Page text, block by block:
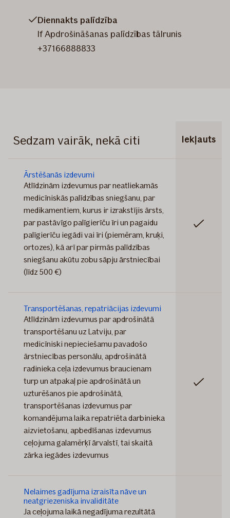
Diennakts palīdzība
If Apdrošināšanas palīdzības tālrunis
+37166888833
Sedzam vairāk, nekā citi Iekļauts
Ārstēšanās izdevumi
Atlīdzinām izdevumus par neatliekamās
medicīniskās palīdzības sniegšanu, par
medikamentiem, kurus ir izrakstījis ārsts,
par pastāvīgo palīgierīču īri un pagaidu
palīgierīču iegādi vai īri (piemēram, kruķi,
ortozes), kā arī par pirmās palīdzības
sniegšanu akūtu zobu sāpju ārstniecībai
(līdz 500 €)
Iekļauts
Transportēšanas, repatriācijas izdevumi
Atlīdzinām izdevumus par apdrošinātā
transportēšanu uz Latviju, par
medicīniski nepieciešamu pavadošo
ārstniecības personālu, apdrošinātā
radinieka ceļa izdevumus braucienam
turp un atpakaļ pie apdrošinātā un
uzturēšanos pie apdrošinātā,
transportēšanas izdevumus par
komandējuma laika repatriēta darbinieka
aizvietošanu, apbedīšanas izdevumus
ceļojuma galamērķī ārvalstī, tai skaitā
zārka iegādes izdevumus
Iekļauts
Nelaimes gadījuma izraisīta nāve un
neatgriezeniska invaliditāte
Ja ceļojuma laikā negadījuma rezultātā